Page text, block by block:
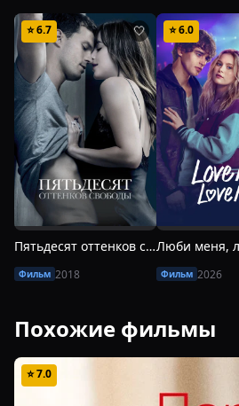
⭐6.7 🤍
Пятьдесят оттенков свободы
Фильм 2018
⭐6.0
Фильм 2026
Похожие фильмы
⭐7.0